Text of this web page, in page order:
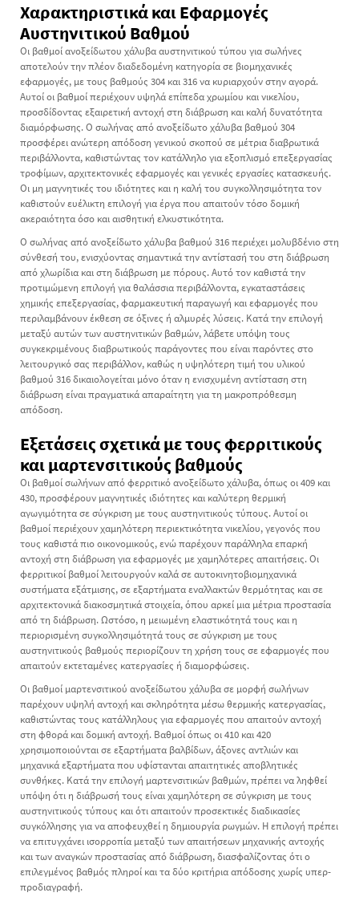
Χαρακτηριστικά και Εφαρμογές
Αυστηνιτικού Βαθμού
Οι βαθμοί ανοξείδωτου χάλυβα αυστηνιτικού τύπου για σωλήνες
αποτελούν την πλέον διαδεδομένη κατηγορία σε βιομηχανικές
εφαρμογές, με τους βαθμούς 304 και 316 να κυριαρχούν στην αγορά.
Αυτοί οι βαθμοί περιέχουν υψηλά επίπεδα χρωμίου και νικελίου,
προσδίδοντας εξαιρετική αντοχή στη διάβρωση και καλή δυνατότητα
διαμόρφωσης. Ο σωλήνας από ανοξείδωτο χάλυβα βαθμού 304
προσφέρει ανώτερη απόδοση γενικού σκοπού σε μέτρια διαβρωτικά
περιβάλλοντα, καθιστώντας τον κατάλληλο για εξοπλισμό επεξεργασίας
τροφίμων, αρχιτεκτονικές εφαρμογές και γενικές εργασίες κατασκευής.
Οι μη μαγνητικές του ιδιότητες και η καλή του συγκολλησιμότητα τον
καθιστούν ευέλικτη επιλογή για έργα που απαιτούν τόσο δομική
ακεραιότητα όσο και αισθητική ελκυστικότητα.
Ο σωλήνας από ανοξείδωτο χάλυβα βαθμού 316 περιέχει μολυβδένιο στη
σύνθεσή του, ενισχύοντας σημαντικά την αντίστασή του στη διάβρωση
από χλωρίδια και στη διάβρωση με πόρους. Αυτό τον καθιστά την
προτιμώμενη επιλογή για θαλάσσια περιβάλλοντα, εγκαταστάσεις
χημικής επεξεργασίας, φαρμακευτική παραγωγή και εφαρμογές που
περιλαμβάνουν έκθεση σε όξινες ή αλμυρές λύσεις. Κατά την επιλογή
μεταξύ αυτών των αυστηνιτικών βαθμών, λάβετε υπόψη τους
συγκεκριμένους διαβρωτικούς παράγοντες που είναι παρόντες στο
λειτουργικό σας περιβάλλον, καθώς η υψηλότερη τιμή του υλικού
βαθμού 316 δικαιολογείται μόνο όταν η ενισχυμένη αντίσταση στη
διάβρωση είναι πραγματικά απαραίτητη για τη μακροπρόθεσμη
απόδοση.
Εξετάσεις σχετικά με τους φερριτικούς
και μαρτενσιτικούς βαθμούς
Οι βαθμοί σωλήνων από φερριτικό ανοξείδωτο χάλυβα, όπως οι 409 και
430, προσφέρουν μαγνητικές ιδιότητες και καλύτερη θερμική
αγωγιμότητα σε σύγκριση με τους αυστηνιτικούς τύπους. Αυτοί οι
βαθμοί περιέχουν χαμηλότερη περιεκτικότητα νικελίου, γεγονός που
τους καθιστά πιο οικονομικούς, ενώ παρέχουν παράλληλα επαρκή
αντοχή στη διάβρωση για εφαρμογές με χαμηλότερες απαιτήσεις. Οι
φερριτικοί βαθμοί λειτουργούν καλά σε αυτοκινητοβιομηχανικά
συστήματα εξάτμισης, σε εξαρτήματα εναλλακτών θερμότητας και σε
αρχιτεκτονικά διακοσμητικά στοιχεία, όπου αρκεί μια μέτρια προστασία
από τη διάβρωση. Ωστόσο, η μειωμένη ελαστικότητά τους και η
περιορισμένη συγκολλησιμότητά τους σε σύγκριση με τους
αυστηνιτικούς βαθμούς περιορίζουν τη χρήση τους σε εφαρμογές που
απαιτούν εκτεταμένες κατεργασίες ή διαμορφώσεις.
Οι βαθμοί μαρτενσιτικού ανοξείδωτου χάλυβα σε μορφή σωλήνων
παρέχουν υψηλή αντοχή και σκληρότητα μέσω θερμικής κατεργασίας,
καθιστώντας τους κατάλληλους για εφαρμογές που απαιτούν αντοχή
στη φθορά και δομική αντοχή. Βαθμοί όπως οι 410 και 420
χρησιμοποιούνται σε εξαρτήματα βαλβίδων, άξονες αντλιών και
μηχανικά εξαρτήματα που υφίστανται απαιτητικές αποβλητικές
συνθήκες. Κατά την επιλογή μαρτενσιτικών βαθμών, πρέπει να ληφθεί
υπόψη ότι η διάβρωσή τους είναι χαμηλότερη σε σύγκριση με τους
αυστηνιτικούς τύπους και ότι απαιτούν προσεκτικές διαδικασίες
συγκόλλησης για να αποφευχθεί η δημιουργία ρωγμών. Η επιλογή πρέπει
να επιτυγχάνει ισορροπία μεταξύ των απαιτήσεων μηχανικής αντοχής
και των αναγκών προστασίας από διάβρωση, διασφαλίζοντας ότι ο
επιλεγμένος βαθμός πληροί και τα δύο κριτήρια απόδοσης χωρίς υπερ-
προδιαγραφή.